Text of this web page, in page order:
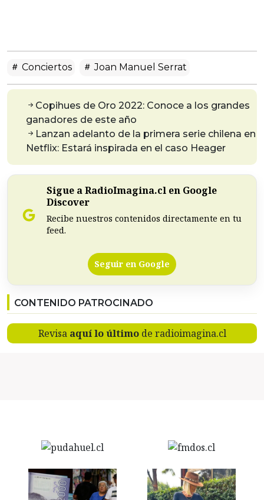
Conciertos Joan Manuel Serrat
Copihues de Oro 2022: Conoce a los grandes
ganadores de este año
Lanzan adelanto de la primera serie chilena en
Netflix: Estará inspirada en el caso Heager
Sigue a RadioImagina.cl en Google
Discover
Recibe nuestros contenidos directamente en tu
feed.
Seguir en Google
CONTENIDO PATROCINADO
Revisa aquí lo últimode radioimagina.cl